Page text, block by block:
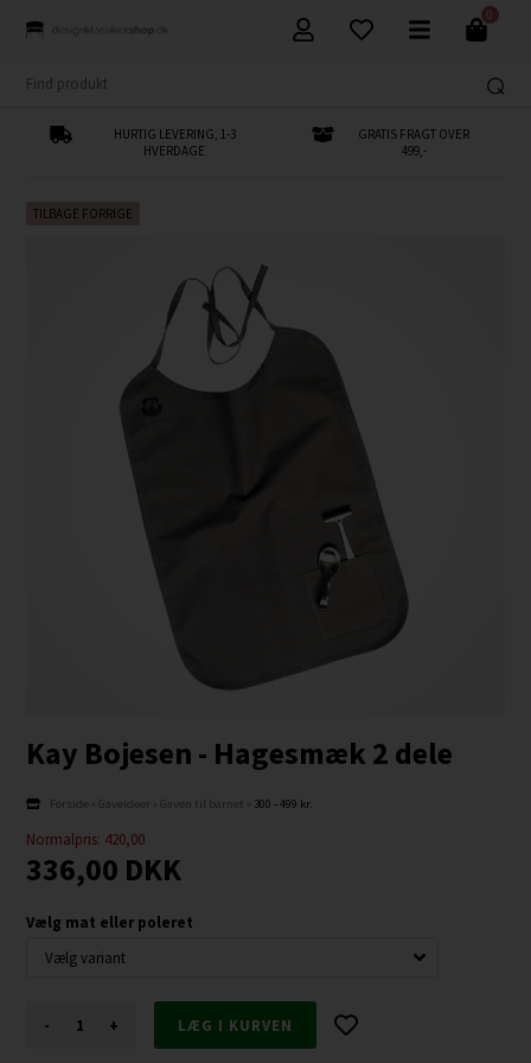
0
HURTIG LEVERING, 1-3
HVERDAGE
GRATIS FRAGT OVER
499,-
TILBAGE FORRIGE
Kay Bojesen - Hagesmæk 2 dele
Forside »Gaveideer »Gaven til barnet 300 - 499 kr.
Normalpris: 420,00
336,00 DKK
Vælg mat eller poleret
- +